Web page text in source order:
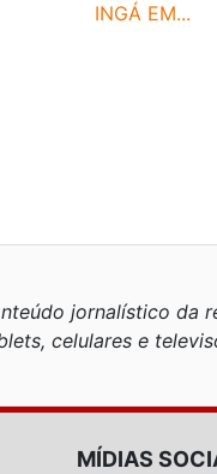
INGÁ EM...
jornalístico da
celulares e
MÍDIAS